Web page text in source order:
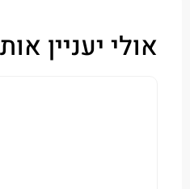
יעניין אותך גם?